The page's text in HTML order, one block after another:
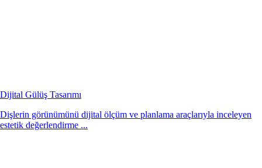
Dijital Gülüş Tasarımı
Dişlerin görünümünü dijital ölçüm ve planlama araçlarıyla inceleyen
estetik değerlendirme ...